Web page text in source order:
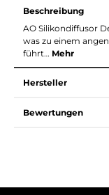
Beschreibung
AO Silikondiffusor
was zu einem
führt… Mehr
Hersteller
Bewertungen